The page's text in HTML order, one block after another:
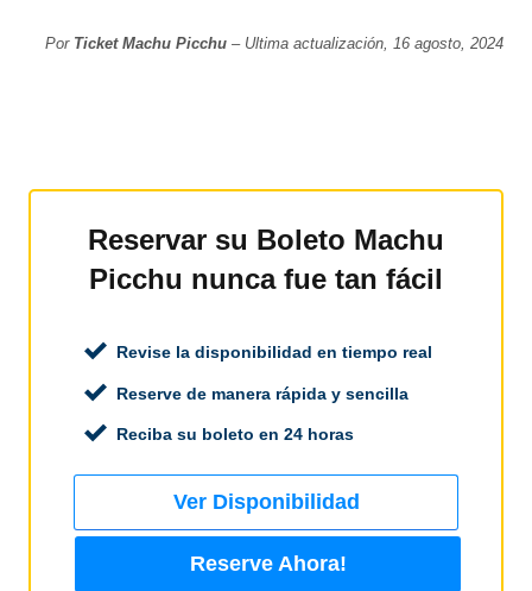
Por Ticket Machu Picchu– Ultima actualización, 16 agosto, 2024
Reservar su Boleto Machu
Picchu nunca fue tan fácil
Revise la disponibilidad en tiempo real
Reserve de manera rápida y sencilla
Reciba su boleto en 24 horas
Ver Disponibilidad
Reserve Ahora!